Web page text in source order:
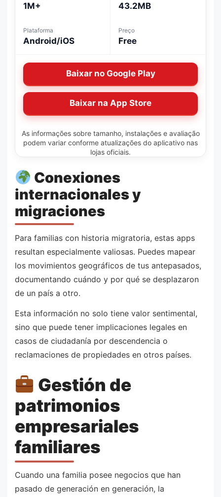
1M+ 43.2MB
Plataforma
Android/iOS
Preço
Free
Baixar no Google Play
Baixar na App Store
As informações sobre tamanho, instalações e avaliação
podem variar conforme atualizações do aplicativo nas
lojas oficiais.
Conexiones
internacionales y
migraciones
Para familias con historia migratoria, estas apps
resultan especialmente valiosas. Puedes mapear
los movimientos geográficos de tus antepasados,
documentando cuándo y por qué se desplazaron
de un país a otro.
Esta información no solo tiene valor sentimental,
sino que puede tener implicaciones legales en
casos de ciudadanía por descendencia o
reclamaciones de propiedades en otros países.
Gestión de
patrimonios
empresariales
familiares
Cuando una familia posee negocios que han
pasado de generación en generación, la